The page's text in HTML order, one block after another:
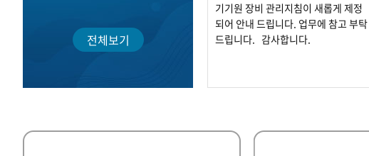
전체보기
기기원 장비 관리지침이 새롭게 제정
되어 안내 드립니다. 업무에 참고 부탁
드립니다. 감사합니다.